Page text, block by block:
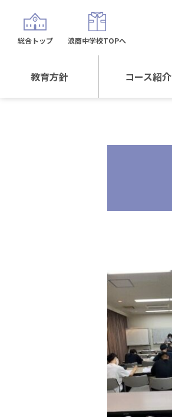
教育方針 コース紹介
総合トップ 浪商中学校TOPへ